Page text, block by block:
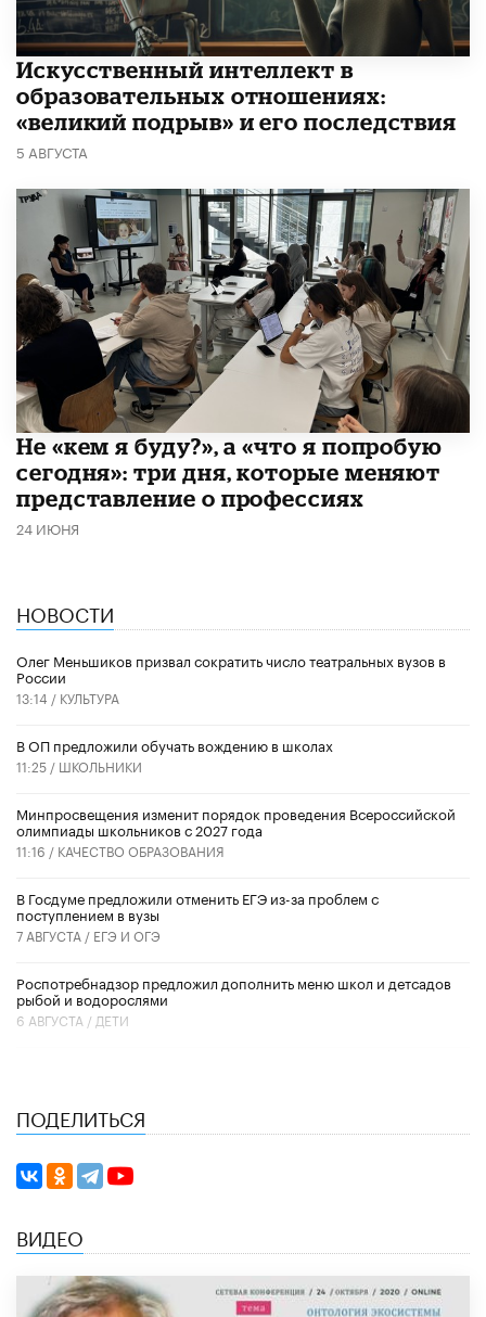
​Искусственный интеллект в
образовательных отношениях:
«великий подрыв» и его последствия
5 АВГУСТА
Не «кем я буду?», а «что я попробую
сегодня»: три дня, которые меняют
представление о профессиях
24 ИЮНЯ
НОВОСТИ
Олег Меньшиков призвал сократить число театральных вузов в
России
13:14 / КУЛЬТУРА
В ОП предложили обучать вождению в школах
11:25 / ШКОЛЬНИКИ
Минпросвещения изменит порядок проведения Всероссийской
олимпиады школьников с 2027 года
11:16 / КАЧЕСТВО ОБРАЗОВАНИЯ
В Госдуме предложили отменить ЕГЭ из-за проблем с
поступлением в вузы
7 АВГУСТА / ЕГЭ И ОГЭ
Роспотребнадзор предложил дополнить меню школ и детсадов
рыбой и водорослями
6 АВГУСТА / ДЕТИ
ПОДЕЛИТЬСЯ
ВИДЕО